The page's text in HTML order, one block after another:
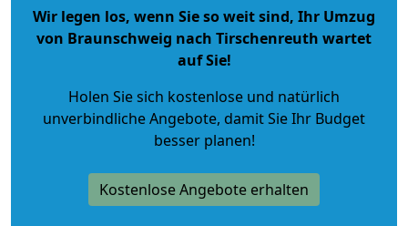
Wir legen los, wenn Sie so weit sind, Ihr Umzug
von Braunschweig nach Tirschenreuth wartet
auf Sie!
Holen Sie sich kostenlose und natürlich
unverbindliche Angebote, damit Sie Ihr Budget
besser planen!
Kostenlose Angebote erhalten